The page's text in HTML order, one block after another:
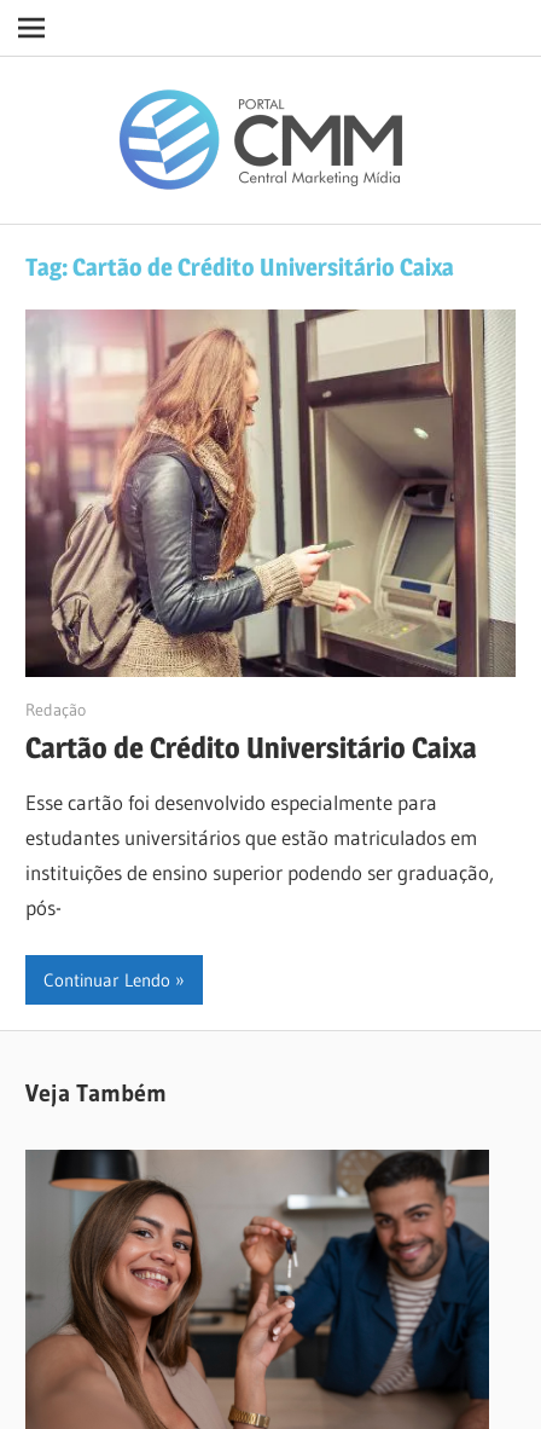
Navigation
Tag:Cartão de Crédito Universitário Caixa
02/04/2019
Redação
Cartão de Crédito Universitário Caixa
Esse cartão foi desenvolvido especialmente para
estudantes universitários que estão matriculados em
instituições de ensino superior podendo ser graduação,
pós-
Continuar Lendo
Veja Também